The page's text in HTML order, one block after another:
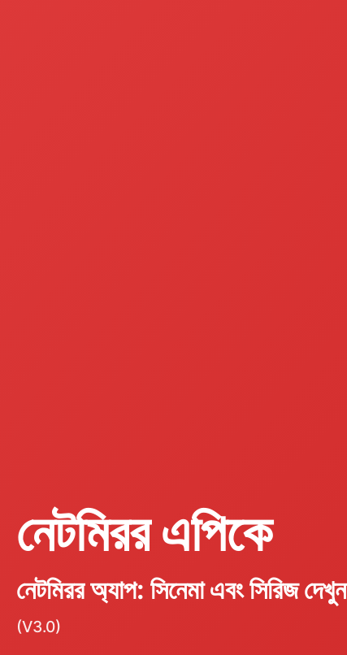
নেটমিরর এপিকে
নেটমিরর অ্যাপ: সিনেমা এবং সিরিজ দেখুন
(V3.0)